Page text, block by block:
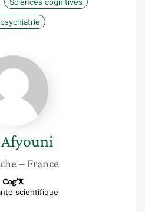
Alia
Afyouni
Afyouni
– France
Cog’X
scientifique